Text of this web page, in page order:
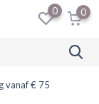
0 0
vanaf € 75